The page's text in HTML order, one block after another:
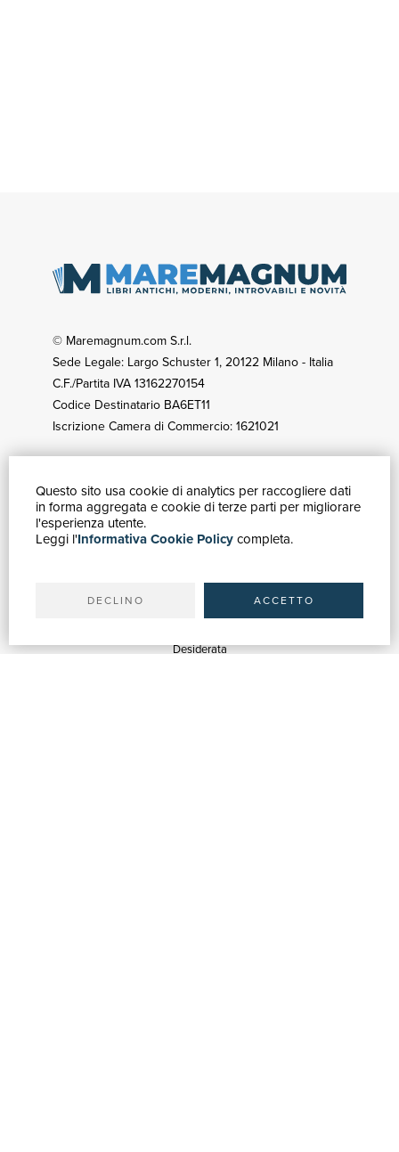
Questo sito usa cookie di analytics per raccogliere dati
in forma aggregata e cookie di terze parti per migliorare
l'esperienza utente.
Leggi l'Informativa Cookie Policycompleta.
DECLINO ACCETTO
© Maremagnum.com S.r.l.
Sede Legale: Largo Schuster 1, 20122 Milano - Italia
C.F./Partita IVA 13162270154
Codice Destinatario BA6ET11
Iscrizione Camera di Commercio: 1621021
GUIDA ACQUISTI
Catalogo
Ricerca avanzata
Spedizioni
Desiderata